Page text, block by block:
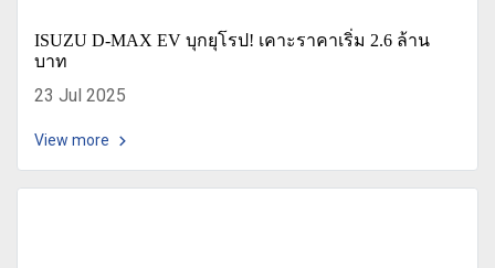
ISUZU D-MAX EV บุกยุโรป! เคาะราคาเริ่ม 2.6 ล้าน
บาท
23 Jul 2025
View more